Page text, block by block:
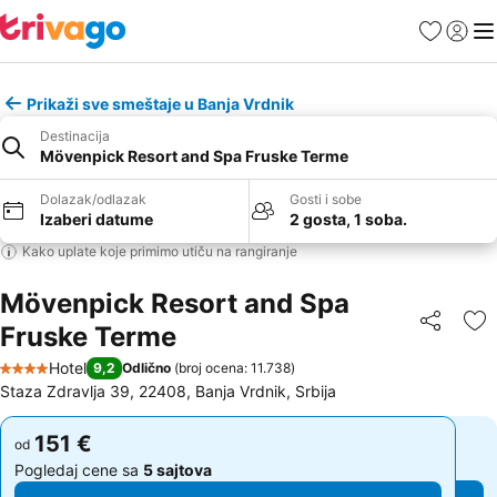
FavoritiPrijavi
Prikaži sve smeštaje u Banja Vrdnik
Destinacija
Mövenpick Resort and Spa Fruske Terme
Dolazak/odlazak
Izaberi datume
Gosti i sobe
2 gosta, 1 soba.
Kako uplate koje primimo utiču na rangiranje
Mövenpick Resort and Spa
Fruske Terme
Deli
4 Zvezdice
Hotel 9,2 Odlično (broj ocena: 11.738)
Staza Zdravlja 39, 22408, Banja Vrdnik, Srbija
od 151 €
Pogledaj cene sa 5 sajtova
od 151 €
Pogledaj cene sa 5 sajtova